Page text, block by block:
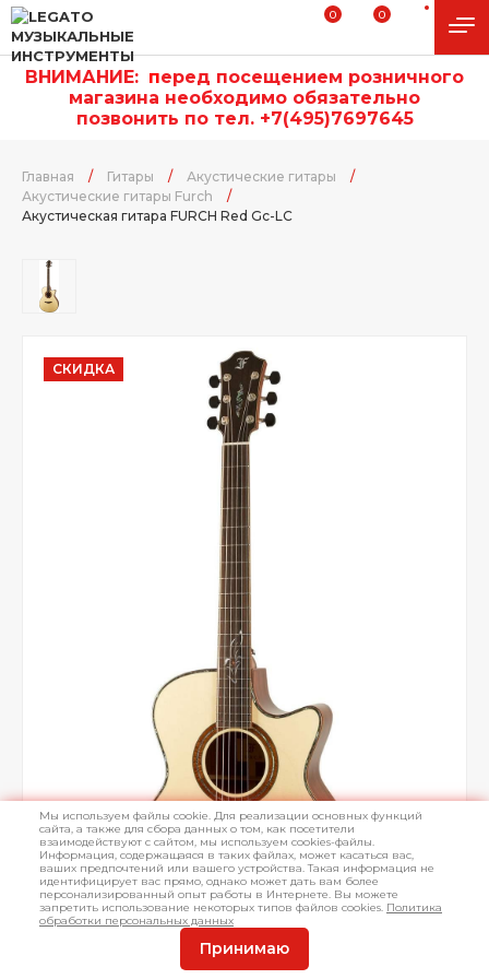
0 0
ВНИМАНИЕ: перед посещением розничного
магазина необходимо обязательно
позвонить по тел. +7(495)7697645
Главная / Гитары / Акустические гитары
/
Акустические гитары Furch
/
Акустическая гитара FURCH Red Gc-LC
СКИДКА
Мы используем файлы cookie. Для реализации основных функций
сайта, а также для сбора данных о том, как посетители
взаимодействуют с сайтом, мы используем cookies-файлы.
Информация, содержащаяся в таких файлах, может касаться вас,
ваших предпочтений или вашего устройства. Такая информация не
идентифицирует вас прямо, однако может дать вам более
персонализированный опыт работы в Интернете. Вы можете
запретить использование некоторых типов файлов cookies. Политика
обработки персональных данных
Принимаю